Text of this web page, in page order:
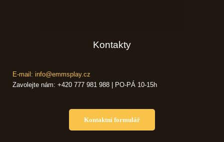
Kontakty
E-mail: info@emmsplay.cz
Zavolejte nám: +420 777 981 988 | PO-PÁ 10-15h
Kontaktní formulář